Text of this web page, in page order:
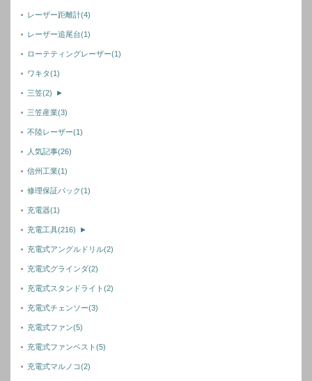
レーザー距離計(4)
レーザー追尾台(1)
ローテティングレーザー(1)
ワキタ(1)
三笠(2) ►
三笠産業(3)
不陸レーザー(1)
人気記事(26)
信州工業(1)
修理保証パック(1)
充電器(1)
充電工具(216) ►
充電式アングルドリル(2)
充電式グラインダ(2)
充電式スタンドライト(2)
充電式チェンソー(3)
充電式ファン(5)
充電式ファンベスト(5)
充電式マルノコ(2)